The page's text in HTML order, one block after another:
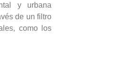
y urbana
de un filtro
como los